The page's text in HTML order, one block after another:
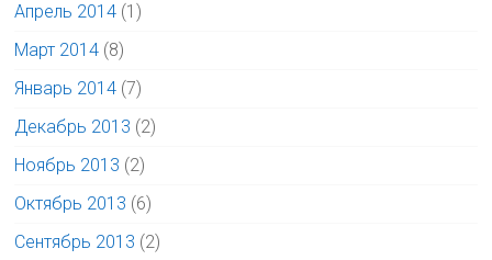
Апрель 2014 (1)
Март 2014 (8)
Январь 2014 (7)
Декабрь 2013 (2)
Ноябрь 2013 (2)
Октябрь 2013 (6)
Сентябрь 2013 (2)